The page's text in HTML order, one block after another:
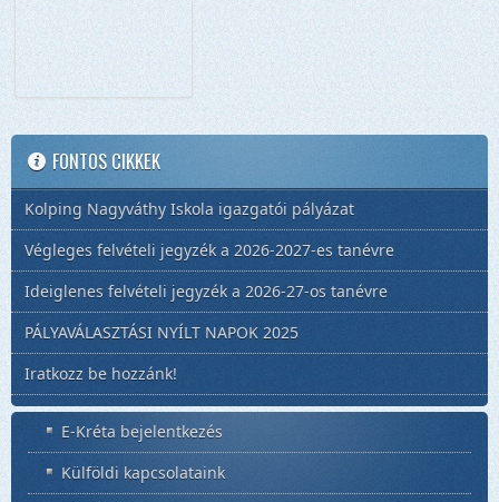
FONTOS CIKKEK
Kolping Nagyváthy Iskola igazgatói pályázat
Végleges felvételi jegyzék a 2026-2027-es tanévre
Ideiglenes felvételi jegyzék a 2026-27-os tanévre
PÁLYAVÁLASZTÁSI NYÍLT NAPOK 2025
Iratkozz be hozzánk!
E-Kréta bejelentkezés
Külföldi kapcsolataink